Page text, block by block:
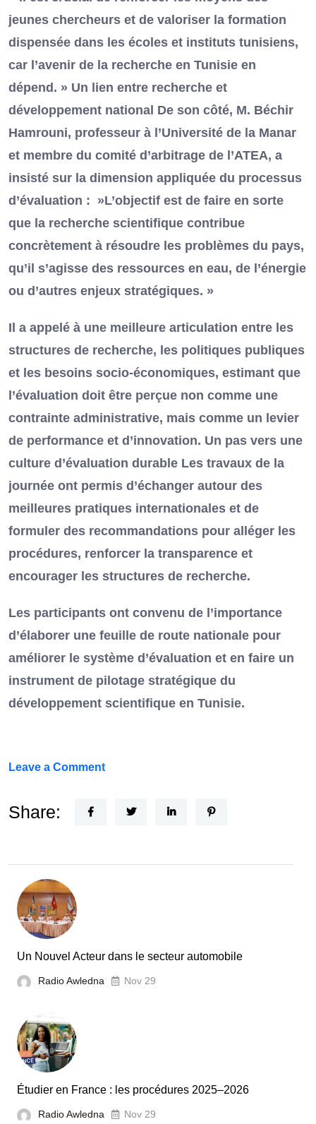
jeunes chercheurs et de valoriser la formation
dispensée dans les écoles et instituts tunisiens,
car l’avenir de la recherche en Tunisie en
dépend. » Un lien entre recherche et
développement national De son côté, M. Béchir
Hamrouni, professeur à l’Université de la Manar
et membre du comité d’arbitrage de l’ATEA, a
insisté sur la dimension appliquée du processus
d’évaluation : »L’objectif est de faire en sorte
que la recherche scientifique contribue
concrètement à résoudre les problèmes du pays,
qu’il s’agisse des ressources en eau, de l’énergie
ou d’autres enjeux stratégiques. »
Il a appelé à une meilleure articulation entre les
structures de recherche, les politiques publiques
et les besoins socio-économiques, estimant que
l’évaluation doit être perçue non comme une
contrainte administrative, mais comme un levier
de performance et d’innovation. Un pas vers une
culture d’évaluation durable Les travaux de la
journée ont permis d’échanger autour des
meilleures pratiques internationales et de
formuler des recommandations pour alléger les
procédures, renforcer la transparence et
encourager les structures de recherche.
Les participants ont convenu de l’importance
d’élaborer une feuille de route nationale pour
améliorer le système d’évaluation et en faire un
instrument de pilotage stratégique du
développement scientifique en Tunisie.
Leave a Commenton
Horizon
la
France
et
écoles
Share:
Un Nouvel Acteur dans le secteur automobile
Radio Awledna Nov 29
Étudier en France : les procédures 2025–2026
Radio Awledna Nov 29